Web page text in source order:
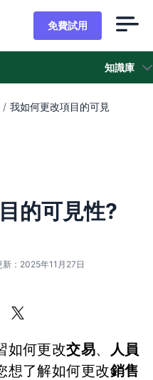
免費試用
知識庫
/ 我如何更改項目的可見
文翻譯而來，尚未經由真
的可見性?
新：2025年11月27日
如何更改交易、
人員
想了解如何更改銷售